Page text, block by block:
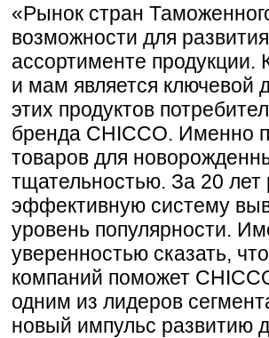
«Рынок стран
возможности для
ассортименте продукции.
и мам является ключевой
этих продуктов
бренда CHICCO. Именно
товаров для
тщательностью. За 20
эффективную систему
уровень популярности.
уверенностью сказать,
компаний поможет
одним из лидеров
новый импульс развитию